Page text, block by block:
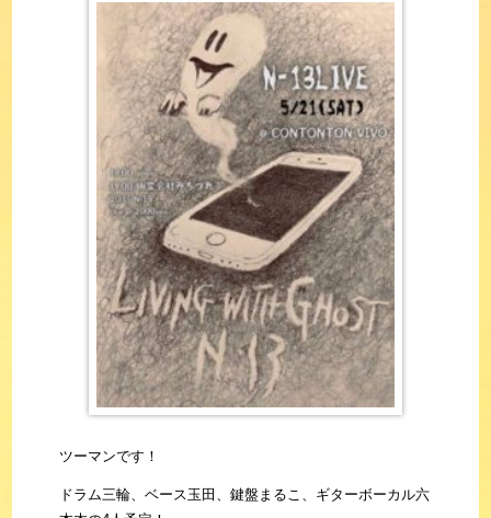
ツーマンです！
ドラム三輪、ベース玉田、鍵盤まるこ、ギターボーカル六